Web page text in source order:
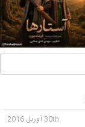
30th آوریل 2016